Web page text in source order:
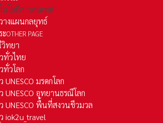
นโลยีสารสนเทศ
างแผนกลยุทธ์
OTHER PAGE
ทยา
ทั่วไทย
ทั่วโลก
UNESCO มรดกโลก
UNESCO อุทยานธรณีโลก
UNESCO พื้นที่สงวนชีวมวล
iok2u_travel